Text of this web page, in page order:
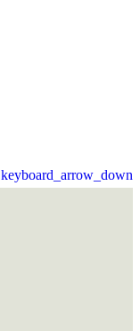
keyboard_arrow_down